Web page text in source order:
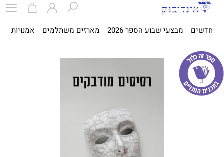
חדשים מבצעי שבוע הספר 2026 מארזים משתלמים אמנויות